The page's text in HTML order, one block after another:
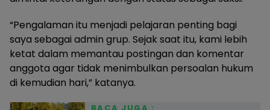
“Pengalaman itu menjadi pelajaran penting bagi
saya sebagai admin grup. Sejak saat itu, kami lebih
ketat dalam memantau postingan dan komentar
anggota agar tidak menimbulkan persoalan hukum
di kemudian hari,” katanya.